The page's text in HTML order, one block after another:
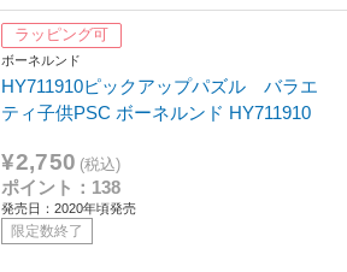
ラッピング可
ボーネルンド
HY711910ピックアップパズル バラエ
ティ子供PSC ボーネルンド HY711910
¥2,750 (税込)
ポイント：138
発売日：2020年頃発売
限定数終了